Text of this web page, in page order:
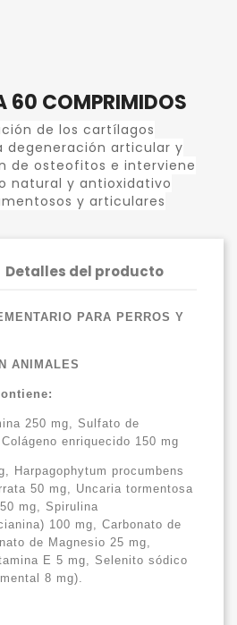
60 COMPRIMIDOS
de los cartílagos
degeneración articular y
de osteofitos e interviene
natural y antioxidativo
y articulares
Detalles del producto
PARA PERROS Y
ANIMALES
250 mg, Sulfato de
enriquecido 150 mg
Harpagophytum procumbens
50 mg, Uncaria tormentosa
mg, Spirulina
100 mg, Carbonato de
de Magnesio 25 mg,
E 5 mg, Selenito sódico
8 mg).